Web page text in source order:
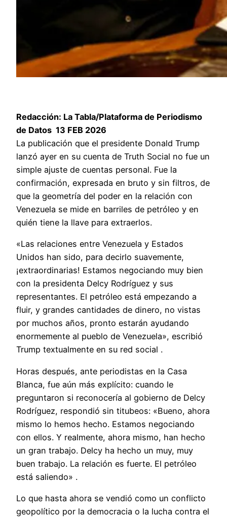
Redacción: La Tabla/Plataforma de Periodismo
de Datos 13 FEB 2026
La publicación que el presidente Donald Trump
lanzó ayer en su cuenta de Truth Social no fue un
simple ajuste de cuentas personal. Fue la
confirmación, expresada en bruto y sin filtros, de
que la geometría del poder en la relación con
Venezuela se mide en barriles de petróleo y en
quién tiene la llave para extraerlos.
«Las relaciones entre Venezuela y Estados
Unidos han sido, para decirlo suavemente,
¡extraordinarias! Estamos negociando muy bien
con la presidenta Delcy Rodríguez y sus
representantes. El petróleo está empezando a
fluir, y grandes cantidades de dinero, no vistas
por muchos años, pronto estarán ayudando
enormemente al pueblo de Venezuela», escribió
Trump textualmente en su red social .
Horas después, ante periodistas en la Casa
Blanca, fue aún más explícito: cuando le
preguntaron si reconocería al gobierno de Delcy
Rodríguez, respondió sin titubeos: «Bueno, ahora
mismo lo hemos hecho. Estamos negociando
con ellos. Y realmente, ahora mismo, han hecho
un gran trabajo. Delcy ha hecho un muy, muy
buen trabajo. La relación es fuerte. El petróleo
está saliendo» .
Lo que hasta ahora se vendió como un conflicto
geopolítico por la democracia o la lucha contra el